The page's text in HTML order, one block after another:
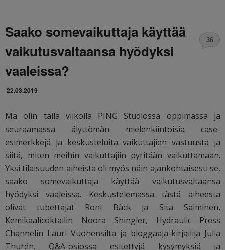
Saako somevaikuttaja käyttää
vaikutusvaltaansa hyödyksi
vaaleissa?
22.03.2019
36
Mä olin tällä viikolla PING Studiossa oppimassa ja
seuraamassa älyttömän mielenkiintoisia case-
esimerkkejä ja keskusteluita vaikuttajien vastuusta ja
siitä, miten meihin vaikuttajiin pyritään vaikuttamaan.
Yksi tilaisuuden aiheista oli myös näin ajankohtaisesti se,
saako somevaikuttaja käyttää vaikutusvaltaansa
hyödyksi vaaleissa. Keskustelemassa tästä aiheesta
olivat tubettajat Roni Bäck ja Sita Salminen,
Kemikaalicoktailin Noora Shingler, Hydraulic Press
Channelin Lauri Vuohensilta ja bloggaaja-kirjailija Julia
Thurén. Q&A-osiossa esitettyjä kysymyksiä ja